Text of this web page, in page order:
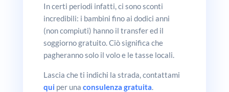
In certi periodi infatti, ci sono sconti
incredibili: i bambini fino ai dodici anni
(non compiuti) hanno il transfer ed il
soggiorno gratuito. Ciò significa che
pagheranno solo il volo e le tasse locali.
Lascia che ti indichi la strada, contattami
qui per una consulenza gratuita